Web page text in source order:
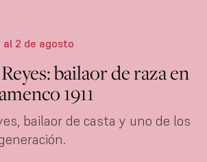
al 2 de agosto
bailaor de raza en
1911
bailaor de casta y uno de los